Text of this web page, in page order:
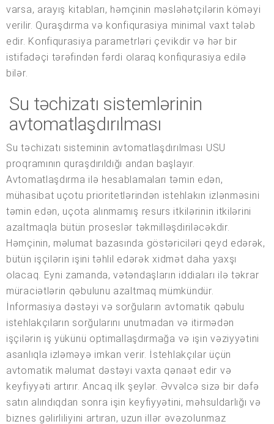
varsa, arayış kitabları, həmçinin məsləhətçilərin köməyi
verilir. Quraşdırma və konfiqurasiya minimal vaxt tələb
edir. Konfiqurasiya parametrləri çevikdir və hər bir
istifadəçi tərəfindən fərdi olaraq konfiqurasiya edilə
bilər.
Su təchizatı sistemlərinin
avtomatlaşdırılması
Su təchizatı sisteminin avtomatlaşdırılması USU
proqramının quraşdırıldığı andan başlayır.
Avtomatlaşdırma ilə hesablamaları təmin edən,
mühasibat uçotu prioritetlərindən istehlakın izlənməsini
təmin edən, uçota alınmamış resurs itkilərinin itkilərini
azaltmaqla bütün proseslər təkmilləşdiriləcəkdir.
Həmçinin, məlumat bazasında göstəriciləri qeyd edərək,
bütün işçilərin işini təhlil edərək xidmət daha yaxşı
olacaq. Eyni zamanda, vətəndaşların iddiaları ilə təkrar
müraciətlərin qəbulunu azaltmaq mümkündür.
İnformasiya dəstəyi və sorğuların avtomatik qəbulu
istehlakçıların sorğularını unutmadan və itirmədən
işçilərin iş yükünü optimallaşdırmağa və işin vəziyyətini
asanlıqla izləməyə imkan verir. İstehlakçılar üçün
avtomatik məlumat dəstəyi vaxta qənaət edir və
keyfiyyəti artırır. Ancaq ilk şeylər. Əvvəlcə sizə bir dəfə
satın alındıqdan sonra işin keyfiyyətini, məhsuldarlığı və
biznes gəlirliliyini artıran, uzun illər əvəzolunmaz